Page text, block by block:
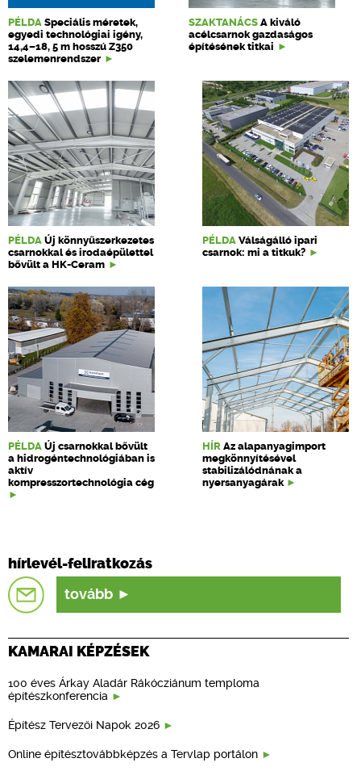
PÉLDA Speciális méretek,
egyedi technológiai igény,
14,4–18, 5 m hosszú Z350
szelemenrendszer
SZAKTANÁCS A kiváló
acélcsarnok gazdaságos
építésének titkai
PÉLDA Új könnyűszerkezetes
csarnokkal és irodaépülettel
bővült a HK-Ceram
PÉLDA Válságálló ipari
csarnok: mi a titkuk?
PÉLDA Új csarnokkal bővült
a hidrogéntechnológiában is
aktív
kompresszortechnológia cég
HÍR Az alapanyagimport
megkönnyítésével
stabilizálódnának a
nyersanyagárak
hírlevél-feliratkozás
tovább
KAMARAI KÉPZÉSEK
100 éves Árkay Aladár Rákócziánum temploma
építészkonferencia
Építész Tervezői Napok 2026
Online építésztovábbképzés a Tervlap portálon